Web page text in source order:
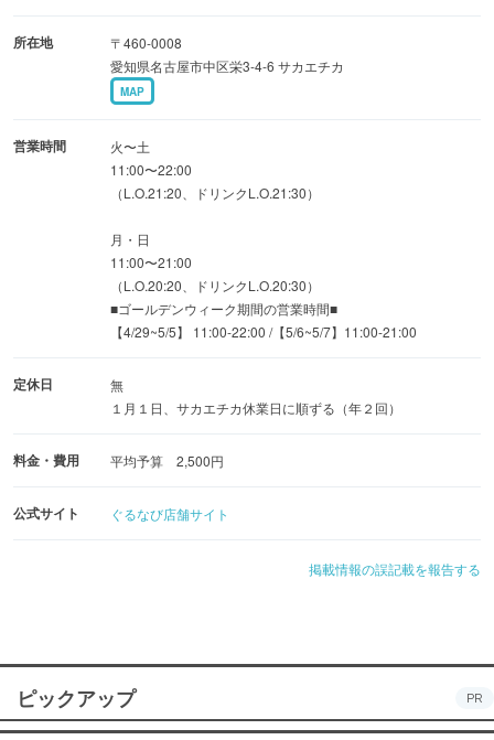
♪
■女子会OK！
樽生ヱビスを使用した色とりどりの『ビヤカクテル』をご
用意しております！
写真に撮っても綺麗♪
お酒が苦手な方にも好評です！
所在地
〒460-0008
愛知県名古屋市中区栄3-4-6 サカエチカ
MAP
営業時間
火〜土
11:00〜22:00
（L.O.21:20、ドリンクL.O.21:30）
月・日
11:00〜21:00
（L.O.20:20、ドリンクL.O.20:30）
■ゴールデンウィーク期間の営業時間■
【4/29~5/5】 11:00-22:00 /【5/6~5/7】11:00-21:00
定休日
無
１月１日、サカエチカ休業日に順ずる（年２回）
料金・費用 平均予算 2,500円
公式サイト ぐるなび店舗サイト
掲載情報の誤記載を報告する
ピックアップ PR